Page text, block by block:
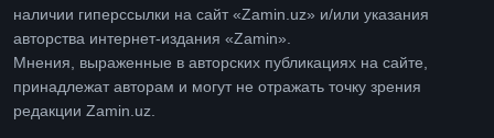
наличии гиперссылки на сайт «Zamin.uz» и/или указания
авторства интернет-издания «Zamin».
Мнения, выраженные в авторских публикациях на сайте,
принадлежат авторам и могут не отражать точку зрения
редакции Zamin.uz.